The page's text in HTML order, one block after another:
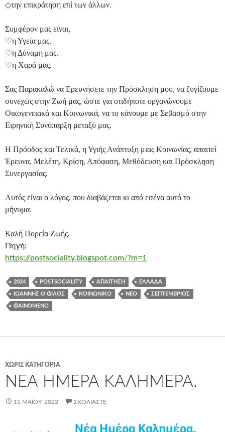
◇την επικράτηση επί των άλλων.
Συμφέρον μας είναι,
♡η Υγεία μας.
♡η Δύναμη μας.
♡η Χαρά μας.
Σας Παρακαλώ να Ερευνήσετε την Πρόσκληση μου, να ζυγίζουμε
συνεχώς στην Ζωή μας, ώστε για οτιδήποτε οργανώνουμε
Οικογενειακά και Κοινωνικά, να το κάνουμε με Σεβασμό στην
Ειρηνική Συνύπαρξη μεταξύ μας.
Η Πρόοδος και Τελικά, η Υγιής Ανάπτυξη μιας Κοινωνίας, απαιτεί
Έρευνα, Μελέτη, Κρίση, Απόφαση, Μεθόδευση και Πρόσκληση
Συνεργασίας.
Αυτός είναι ο λόγος, που διαβάζεται κι από εσένα αυτό το
μήνυμα.
Καλή Πορεία Ζωής.
Πηγή:
https://postsociality.blogspot.com/?m=1
2024 POSTSOCIALITY ΑΠΑΊΤΗΣΗ ΕΛΛΆΔΑ
ΙΩΆΝΝΗΣ Ο ΦΊΛΟΣ ΚΟΙΝΩΝΙΚΌ ΝΈΟ ΣΕΠΤΈΜΒΡΙΟΣ
ΦΑΙΝΌΜΕΝΟ
ΧΩΡΊΣ ΚΑΤΗΓΟΡΊΑ
ΝΈΑ ΗΜΈΡΑ ΚΑΛΗΜΈΡΑ.
11 ΜΑΪ́ΟΥ, 2022 ΣΧΟΛΙΆΣΤΕ